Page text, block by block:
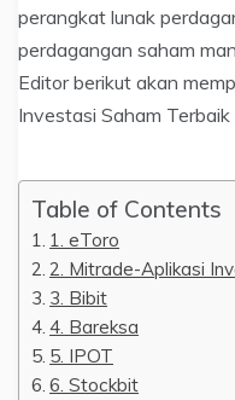
perangkat lunak
perdagangan saham
Editor berikut akan
Investasi Saham
Table of Contents
1. eToro
2. Mitrade-Aplikasi
3. Bibit
4. Bareksa
5. IPOT
6. Stockbit